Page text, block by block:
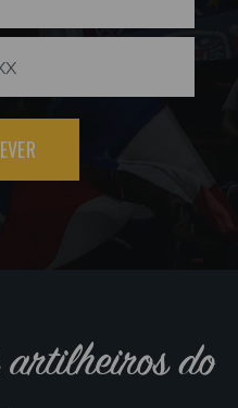
artilheiros do